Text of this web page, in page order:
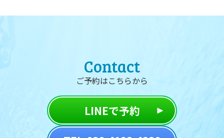
Contact
ご予約はこちらから
LINEで予約